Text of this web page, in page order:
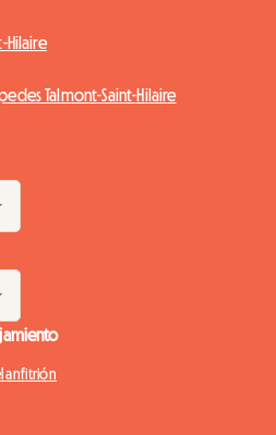
Hilaire
Talmont-Saint-Hilaire
anfitrión